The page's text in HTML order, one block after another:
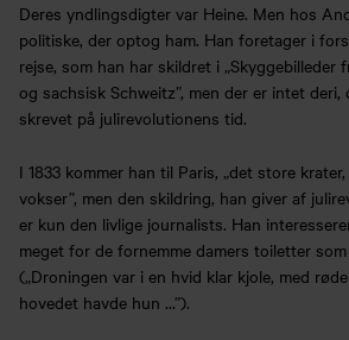
Deres yndlingsdigter var Heine. Men hos
politiske, der optog ham. Han foretager i
rejse, som han har skildret i „Skyggebilleder
og sachsisk Schweitz”, men der er intet deri,
skrevet på julirevolutionens tid.
I 1833 kommer han til Paris, „det store
vokser”, men den skildring, han giver af
er kun den livlige journalists. Han
meget for de fornemme damers toiletter
(„Droningen var i en hvid klar kjole, med
hovedet havde hun …”).